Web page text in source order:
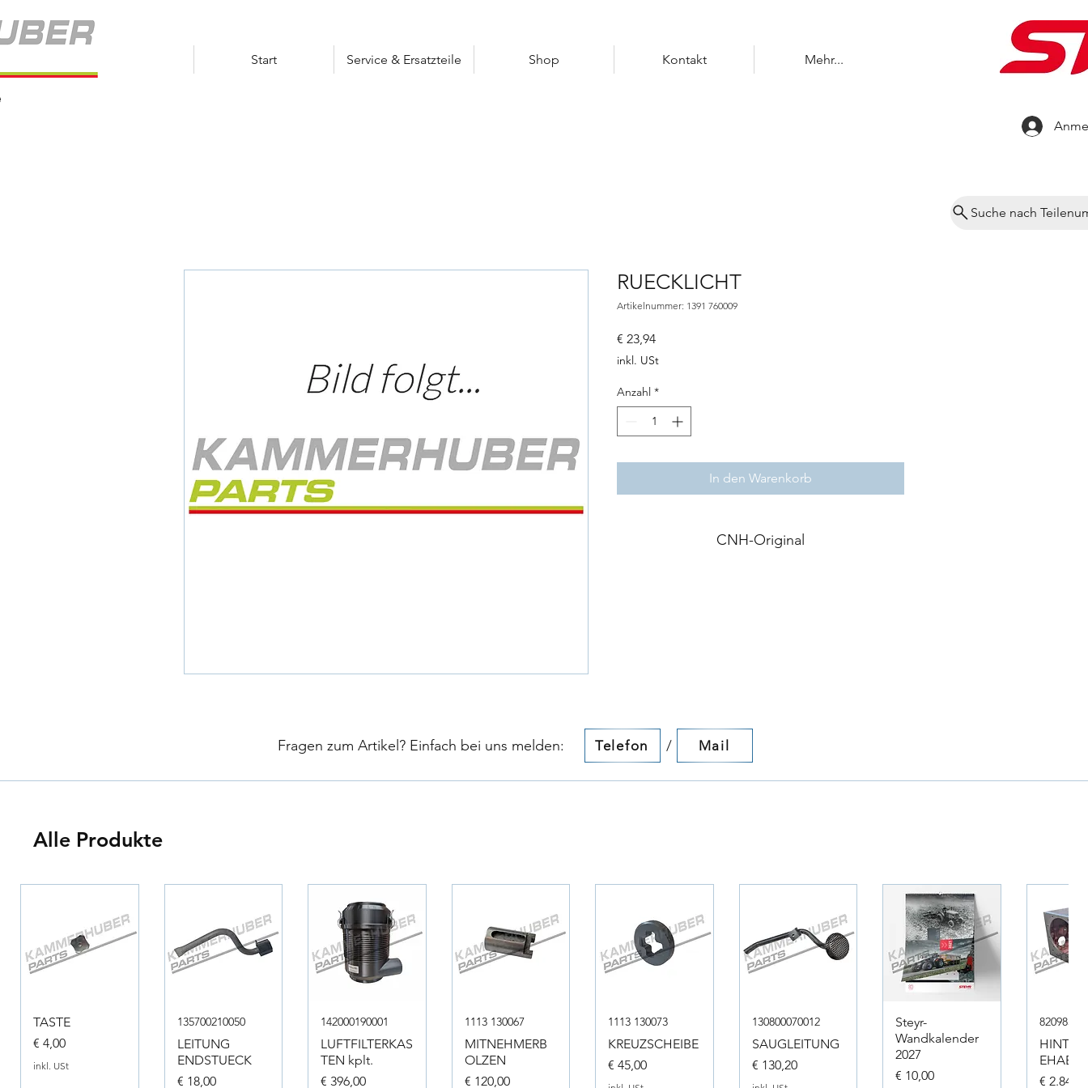
Start Service & Ersatzteile Shop Kontakt Mehr...
RUECKLICHT
Artikelnummer: 1391 760009
€ 23,94Preis
inkl. USt
Anzahl *
In den Warenkorb
CNH-Original
Suche nach
Fragen zum Artikel? Einfach bei uns melden:​​ Telefon / Mail
Alle Produkte
TASTE
Preis
€ 4,00
inkl. USt
135700210050
LEITUNG
ENDSTUECK
Preis
€ 18,00
142000190001
LUFTFILTERKAS
TEN kplt.
Preis
€ 396,00
1113 130067
MITNEHMERB
OLZEN
Preis
€ 120,00
1113 130073
KREUZSCHEIBE
Preis
€ 45,00
130800070012
SAUGLEITUNG
Preis
€ 130,20
Steyr-
Wandkalender
2027
Preis
€ 10,00
Preis
€